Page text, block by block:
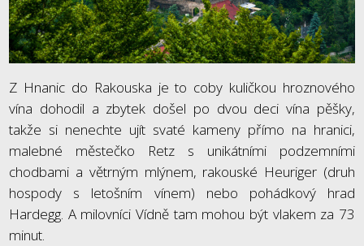
Z Hnanic do Rakouska je to coby kuličkou hroznového
vína dohodil a zbytek došel po dvou deci vína pěšky,
takže si nenechte ujít svaté kameny přímo na hranici,
malebné městečko Retz s unikátními podzemními
chodbami a větrným mlýnem, rakouské Heuriger (druh
hospody s letošním vínem) nebo pohádkový hrad
Hardegg. A milovníci Vídně tam mohou být vlakem za 73
minut.